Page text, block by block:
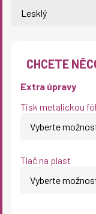
CHCETE
Extra úpravy
Tisk metalickou
Tlač na plast